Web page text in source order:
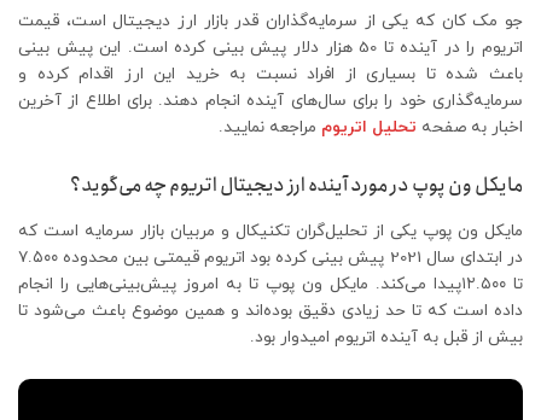
جو مک کان که یکی از سرمایه‌گذاران قدر بازار ارز دیجیتال است، قیمت
اتریوم را در آینده تا 50 هزار دلار پیش بینی کرده است. این پیش بینی
باعث شده تا بسیاری از افراد نسبت به خرید این ارز اقدام کرده و
سرمایه‌گذاری خود را برای سال‌های آینده انجام دهند. برای اطلاع از آخرین
اخبار به صفحه تحلیل اتریوم مراجعه نمایید.
مایکل ون پوپ در مورد آینده ارز دیجیتال اتریوم چه می‌گوید؟
مایکل ون پوپ یکی از تحلیل‌گران تکنیکال و مربیان بازار سرمایه است که
در ابتدای سال 2021 پیش بینی کرده بود اتریوم قیمتی بین محدوده ۷.۵۰۰
تا ۱۲.۵۰۰پیدا می‌کند. مایکل ون پوپ تا به امروز پیش‌بینی‌هایی را انجام
داده است که تا حد زیادی دقیق بوده‌اند و همین موضوع باعث می‌شود تا
بیش از قبل به آینده اتریوم امیدوار بود.